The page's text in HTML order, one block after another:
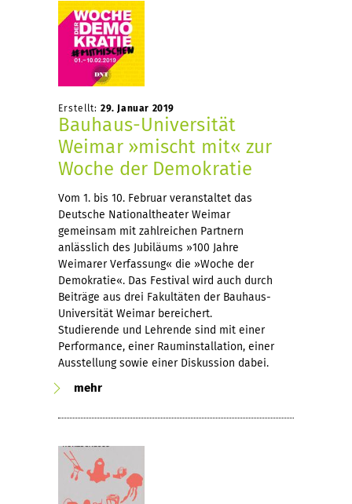
Erstellt: 29. Januar 2019
Bauhaus-Universität
Weimar »mischt mit« zur
Woche der Demokratie
Vom 1. bis 10. Februar veranstaltet das
Deutsche Nationaltheater Weimar
gemeinsam mit zahlreichen Partnern
anlässlich des Jubiläums »100 Jahre
Weimarer Verfassung« die »Woche der
Demokratie«. Das Festival wird auch durch
Beiträge aus drei Fakultäten der Bauhaus-
Universität Weimar bereichert.
Studierende und Lehrende sind mit einer
Performance, einer Rauminstallation, einer
Ausstellung sowie einer Diskussion dabei.
mehr